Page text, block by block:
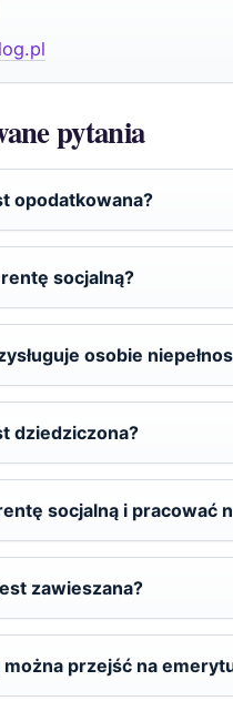
pytania
opodatkowana?
socjalną?
osobie
dziedziczona?
socjalną i pracować
zawieszana?
przejść na